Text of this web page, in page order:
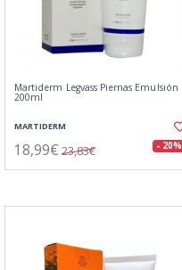
Martiderm Legvass Piernas Emulsión
200ml
MARTIDERM
18,99€ 23,83€ - 20%